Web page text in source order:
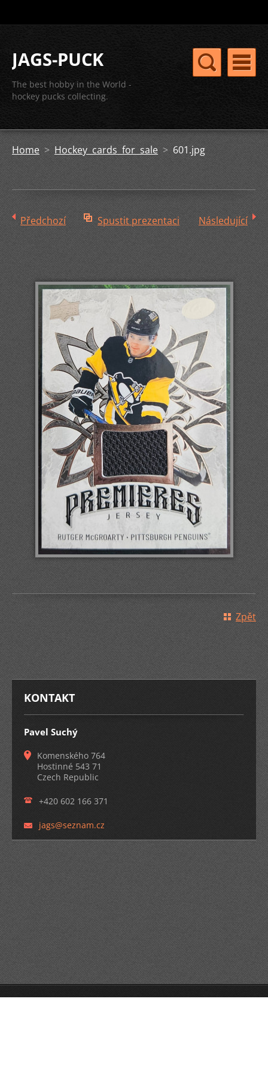
JAGS-PUCK
The best hobby in the World -
hockey pucks collecting.
Home > Hockey cards for sale > 601.jpg
Předchozí Spustit prezentaci Následující
Zpět
KONTAKT
Pavel Suchý
Komenského 764
Hostinné 543 71
Czech Republic
+420 602 166 371
jags@seznam.cz